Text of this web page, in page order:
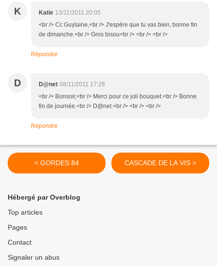
K Katie 13/11/2011 20:05
<br /> Cc Guylaine,<br /> J'espère que tu vas bien, bonne fin
de dimanche.<br /> Gros bisou<br /> <br /> <br />
Répondre
D D@net 08/11/2011 17:26
<br /> Bonsoir,<br /> Merci pour ce joli bouquet.<br /> Bonne
fin de journée.<br /> D@net.<br /> <br /> <br />
Répondre
< GORDES 84 CASCADE DE LA VIS >
Hébergé par Overblog
Top articles
Pages
Contact
Signaler un abus